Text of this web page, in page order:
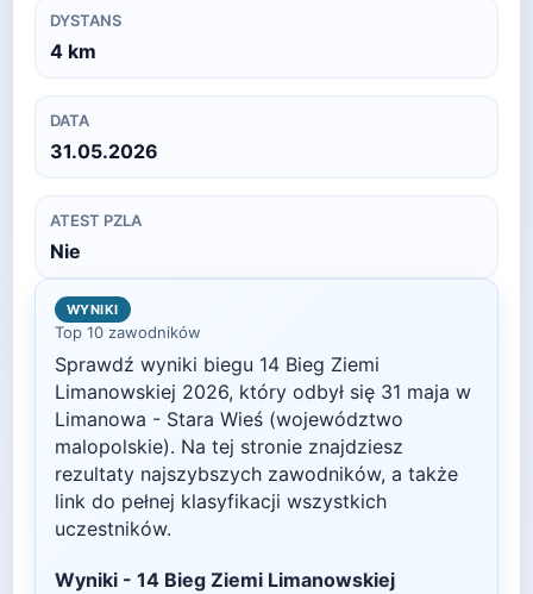
DYSTANS
4 km
DATA
31.05.2026
ATEST PZLA
Nie
WYNIKI
Top 10 zawodników
Sprawdź wyniki biegu 14 Bieg Ziemi
Limanowskiej 2026, który odbył się 31 maja w
Limanowa - Stara Wieś (województwo
malopolskie). Na tej stronie znajdziesz
rezultaty najszybszych zawodników, a także
link do pełnej klasyfikacji wszystkich
uczestników.
Wyniki - 14 Bieg Ziemi Limanowskiej